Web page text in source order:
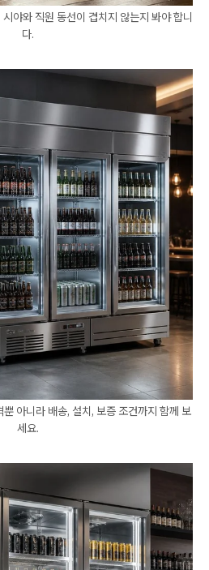
야와 직원 동선이 겹치지 않는지 봐야 합니
다.
아니라 배송, 설치, 보증 조건까지 함께 보
세요.